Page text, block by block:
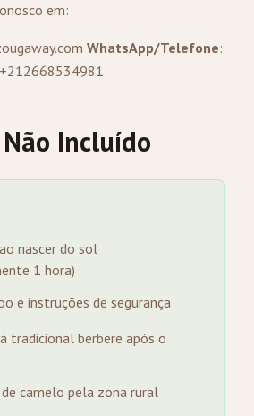
em:
WhatsApp/Telefone:
Incluído
nascer do sol
1 hora)
e instruções de segurança
tradicional berbere após o
camelo pela zona rural